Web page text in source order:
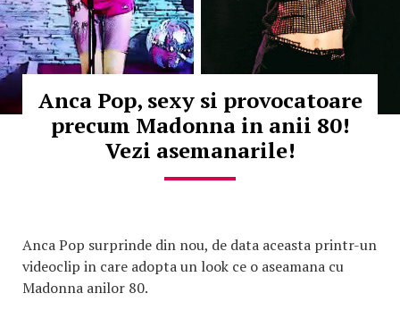
Anca Pop, sexy si provocatoare
precum Madonna in anii 80!
Vezi asemanarile!
Anca Pop surprinde din nou, de data aceasta printr-un
videoclip in care adopta un look ce o aseamana cu
Madonna anilor 80.